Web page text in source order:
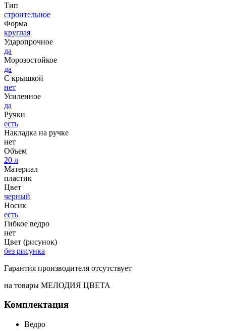
Тип
строительное
Форма
круглая
Ударопрочное
да
Морозостойкое
да
С крышкой
нет
Усиленное
да
Ручки
есть
Накладка на ручке
нет
Объем
20 л
Материал
пластик
Цвет
черный
Носик
есть
Гибкое ведро
нет
Цвет (рисунок)
без рисунка
Гарантия производителя отсутствует
на товары МЕЛОДИЯ ЦВЕТА
Комплектация
Ведро